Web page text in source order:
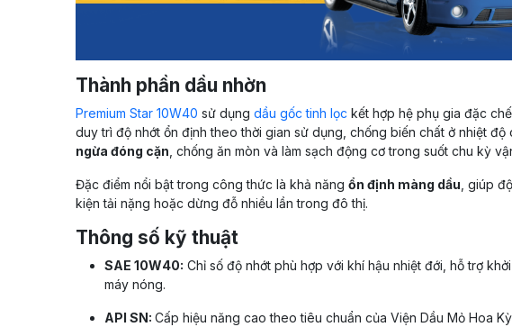
Thành phần dầu nhờn
Premium Star 10W40 sử dụng dầu gốc tinh lọc kết hợp hệ phụ gia đặc
duy trì độ nhớt ổn định theo thời gian sử dụng, chống biến chất ở nhiệt
ngừa đóng cặn , chống ăn mòn và làm sạch động cơ trong suốt chu kỳ
Đặc điểm nổi bật trong công thức là khả năng ổn định màng dầu , giúp
kiện tải nặng hoặc dừng đỗ nhiều lần trong đô thị.
Thông số kỹ thuật
SAE 10W40: Chỉ số độ nhớt phù hợp với khí hậu nhiệt đới, hỗ trợ
máy nóng.
API SN: Cấp hiệu năng cao theo tiêu chuẩn của Viện Dầu Mỏ Hoa